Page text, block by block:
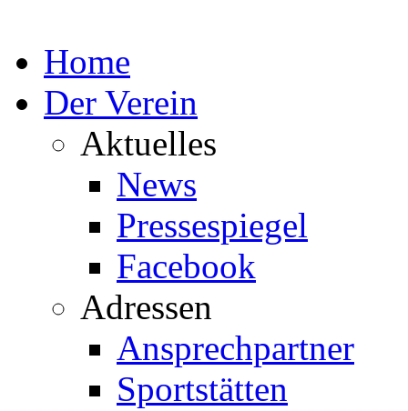
Home
Der Verein
Aktuelles
News
Pressespiegel
Facebook
Adressen
Ansprechpartner
Sportstätten